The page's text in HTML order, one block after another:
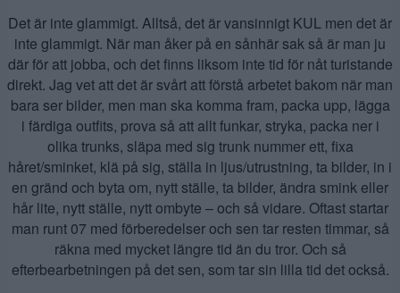
Det är inte glammigt. Alltså, det är vansinnigt KUL men det är
inte glammigt. När man åker på en sånhär sak så är man ju
där för att jobba, och det finns liksom inte tid för nåt turistande
direkt. Jag vet att det är svårt att förstå arbetet bakom när man
bara ser bilder, men man ska komma fram, packa upp, lägga
i färdiga outfits, prova så att allt funkar, stryka, packa ner i
olika trunks, släpa med sig trunk nummer ett, fixa
håret/sminket, klä på sig, ställa in ljus/utrustning, ta bilder, in i
en gränd och byta om, nytt ställe, ta bilder, ändra smink eller
hår lite, nytt ställe, nytt ombyte – och så vidare. Oftast startar
man runt 07 med förberedelser och sen tar resten timmar, så
räkna med mycket längre tid än du tror. Och så
efterbearbetningen på det sen, som tar sin lilla tid det också.